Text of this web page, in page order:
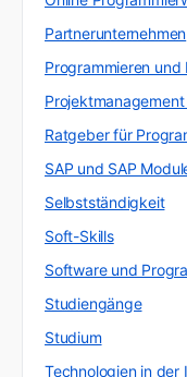
Partnerunternehmen
Programmieren
Ratgeber für
SAP und SAP
Selbstständigkeit
Soft-Skills
Software und
Studiengänge
Studium
Technologien in der